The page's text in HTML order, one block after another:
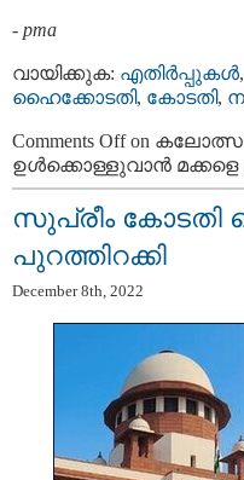
- pma
വായിക്കുക: എതിര്‍പ്പുകള്‍,
ഹൈക്കോടതി, കോടതി,
Comments Offon
ഉൾക്കൊള്ളുവാൻ
സുപ്രീം
പുറത്തിറക്കി
December 8th, 2022